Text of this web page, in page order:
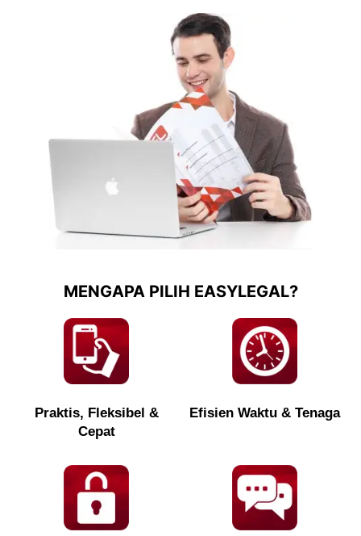
MENGAPA PILIH EASYLEGAL?
Praktis, Fleksibel &
Cepat
Efisien Waktu & Tenaga